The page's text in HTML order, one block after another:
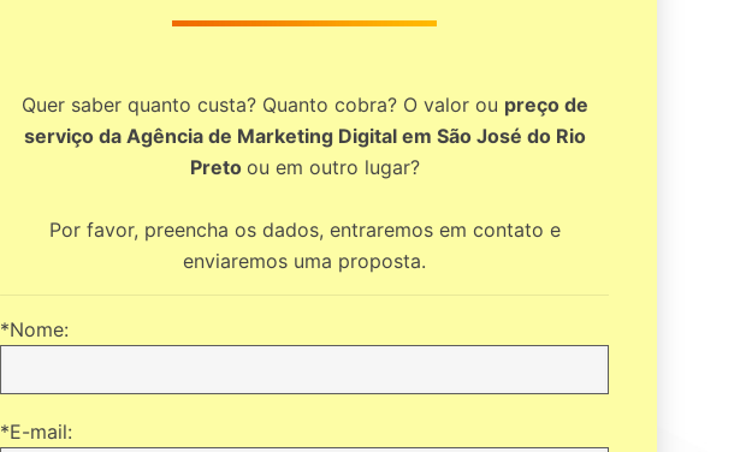
Quer saber quanto custa? Quanto cobra? O valor ou preço de
serviço da Agência de Marketing Digital em São José do Rio
Preto ou em outro lugar?
Por favor, preencha os dados, entraremos em contato e
enviaremos uma proposta.
*Nome:
*E-mail: